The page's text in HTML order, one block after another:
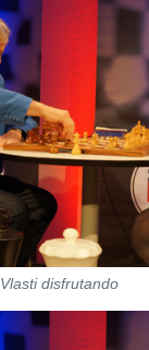
Vlasti disfrutando